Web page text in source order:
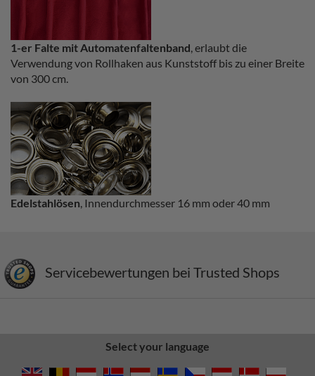
1-er Falte mit Automatenfaltenband , erlaubt die
Verwendung von Rollhaken aus Kunststoff bis zu einer Breite
von 300 cm.
Edelstahlösen , Innendurchmesser 16 mm oder 40 mm
Servicebewertungen bei Trusted Shops
Select your language